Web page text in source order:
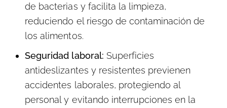
de bacterias y facilita la limpieza,
reduciendo el riesgo de contaminación de
los alimentos.
Seguridad laboral: Superficies
antideslizantes y resistentes previenen
accidentes laborales, protegiendo al
personal y evitando interrupciones en la